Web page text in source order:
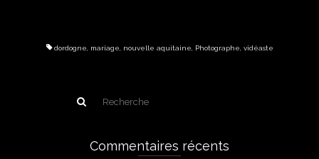
dordogne mariage nouvelle aquitaine Photographe vidéaste
Commentaires récents